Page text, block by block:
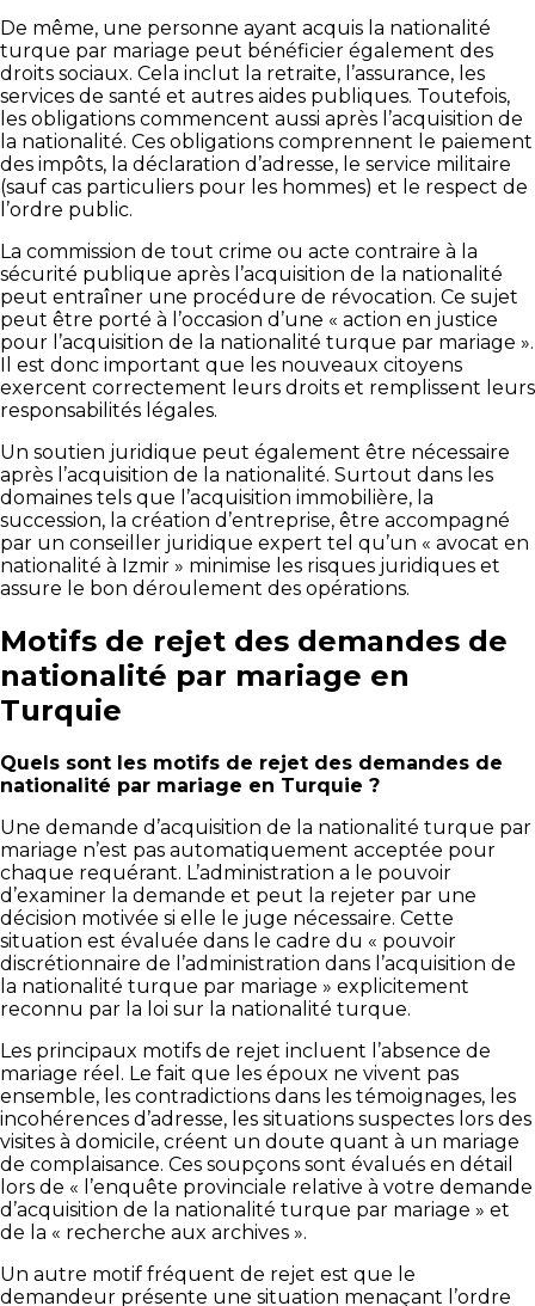
De même, une personne ayant acquis la nationalité
turque par mariage peut bénéficier également des
droits sociaux. Cela inclut la retraite, l’assurance, les
services de santé et autres aides publiques. Toutefois,
les obligations commencent aussi après l’acquisition de
la nationalité. Ces obligations comprennent le paiement
des impôts, la déclaration d’adresse, le service militaire
(sauf cas particuliers pour les hommes) et le respect de
l’ordre public.
La commission de tout crime ou acte contraire à la
sécurité publique après l’acquisition de la nationalité
peut entraîner une procédure de révocation. Ce sujet
peut être porté à l’occasion d’une « action en justice
pour l’acquisition de la nationalité turque par mariage ».
Il est donc important que les nouveaux citoyens
exercent correctement leurs droits et remplissent leurs
responsabilités légales.
Un soutien juridique peut également être nécessaire
après l’acquisition de la nationalité. Surtout dans les
domaines tels que l’acquisition immobilière, la
succession, la création d’entreprise, être accompagné
par un conseiller juridique expert tel qu’un « avocat en
nationalité à Izmir » minimise les risques juridiques et
assure le bon déroulement des opérations.
Motifs de rejet des demandes de
nationalité par mariage en
Turquie
Quels sont les motifs de rejet des demandes de
nationalité par mariage en Turquie ?
Une demande d’acquisition de la nationalité turque par
mariage n’est pas automatiquement acceptée pour
chaque requérant. L’administration a le pouvoir
d’examiner la demande et peut la rejeter par une
décision motivée si elle le juge nécessaire. Cette
situation est évaluée dans le cadre du « pouvoir
discrétionnaire de l’administration dans l’acquisition de
la nationalité turque par mariage » explicitement
reconnu par la loi sur la nationalité turque.
Les principaux motifs de rejet incluent l’absence de
mariage réel. Le fait que les époux ne vivent pas
ensemble, les contradictions dans les témoignages, les
incohérences d’adresse, les situations suspectes lors des
visites à domicile, créent un doute quant à un mariage
de complaisance. Ces soupçons sont évalués en détail
lors de « l’enquête provinciale relative à votre demande
d’acquisition de la nationalité turque par mariage » et
de la « recherche aux archives ».
Un autre motif fréquent de rejet est que le
demandeur présente une situation menaçant l’ordre